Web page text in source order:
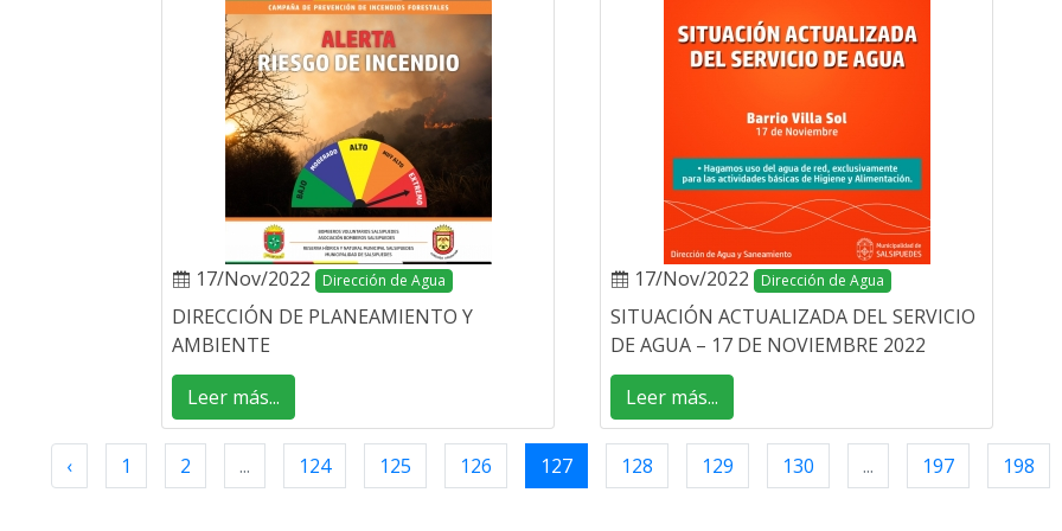
17/Nov/2022 Dirección de Agua
DIRECCIÓN DE PLANEAMIENTO Y
AMBIENTE
Leer más...
17/Nov/2022 Dirección de Agua
SITUACIÓN ACTUALIZADA DEL SERVICIO
DE AGUA – 17 DE NOVIEMBRE 2022
Leer más...
‹ 1 2 ... 124 125 126 127 128 129 130 ... 197 198